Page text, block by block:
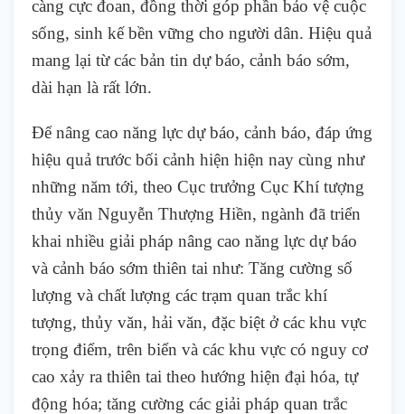
càng cực đoan, đồng thời góp phần bảo vệ cuộc
sống, sinh kế bền vững cho người dân. Hiệu quả
mang lại từ các bản tin dự báo, cảnh báo sớm,
dài hạn là rất lớn.
Để nâng cao năng lực dự báo, cảnh báo, đáp ứng
hiệu quả trước bối cảnh hiện hiện nay cùng như
những năm tới, theo Cục trưởng Cục Khí tượng
thủy văn Nguyễn Thượng Hiền, ngành đã triển
khai nhiều giải pháp nâng cao năng lực dự báo
và cảnh báo sớm thiên tai như: Tăng cường số
lượng và chất lượng các trạm quan trắc khí
tượng, thủy văn, hải văn, đặc biệt ở các khu vực
trọng điểm, trên biển và các khu vực có nguy cơ
cao xảy ra thiên tai theo hướng hiện đại hóa, tự
động hóa; tăng cường các giải pháp quan trắc